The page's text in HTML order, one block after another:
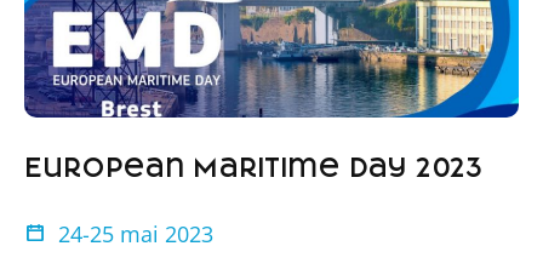
European Maritime Day 2023
24-25 mai 2023